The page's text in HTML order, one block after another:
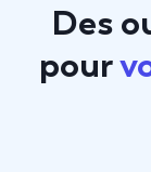
Des
pour